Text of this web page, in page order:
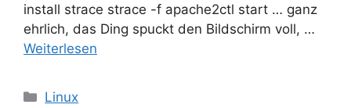
install strace strace -f apache2ctl start … ganz
ehrlich, das Ding spuckt den Bildschirm voll, …
Weiterlesen
Kategorien
Linux